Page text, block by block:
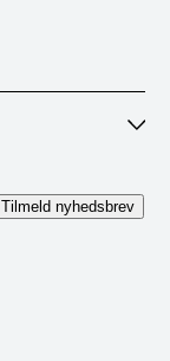
Tilmeld nyhedsbrev